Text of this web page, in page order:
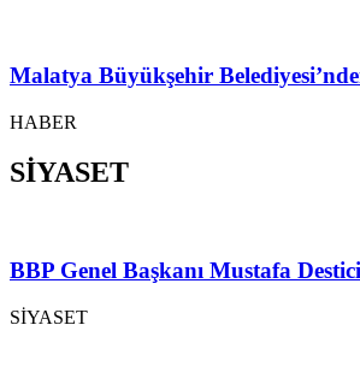
Malatya Büyükşehir
HABER
SİYASET
BBP Genel Başkanı Mustafa
SİYASET